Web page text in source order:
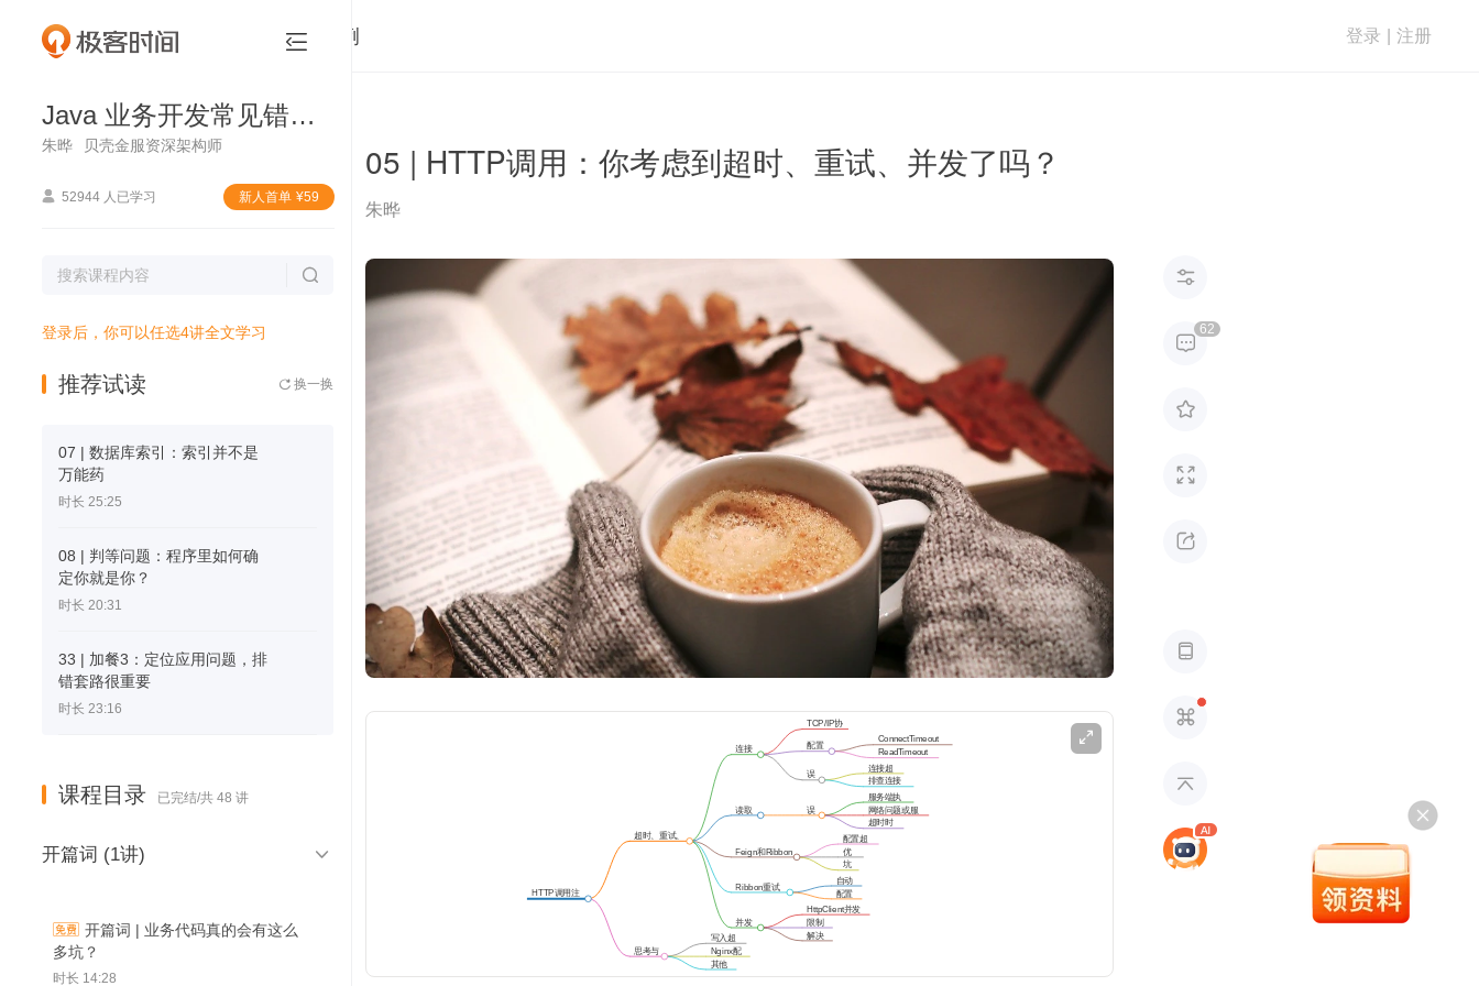

Java 业务开发常见错误 100 例
朱晔 贝壳金服资深架构师
 52944 人已学习 新⼈⾸单 ¥59

登录后，你可以任选4讲全文学习
推荐试读  换一换
07 | 数据库索引：索引并不是
万能药
时长 25:25
08 | 判等问题：程序里如何确
定你就是你？
时长 20:31
33 | 加餐3：定位应用问题，排
错套路很重要
时长 23:16
课程目录 已完结/共 48 讲
开篇词 (1讲) 
开篇词 | 业务代码真的会有这么
多坑？
时长 14:28
 Java 业务开发常见错误 100 例 登录 注册
05 | HTTP调用：你考虑到超时、重试、并发了吗？
朱晔
超时时
网络问题或服
务处理超时
服务端执
行不中断
排查连接
超时问题
连接超
时配置
ReadTimeout
ConnectTimeout
解决
限制
问题
HttpClient并发
度
配置
参数
自动
重试
坑
点
优
先
级
配置超
时参数
误
误
配置
TCP/IP协
其他
坑点
Nginx配
置
写入超
时概念
并发
Ribbon重试
Feign和Ribbon
读取
连接
思考与
超时、重试、
HTTP调用注



62





